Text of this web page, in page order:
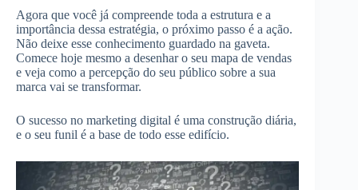
Agora que você já compreende toda a estrutura e a
importância dessa estratégia, o próximo passo é a ação.
Não deixe esse conhecimento guardado na gaveta.
Comece hoje mesmo a desenhar o seu mapa de vendas
e veja como a percepção do seu público sobre a sua
marca vai se transformar.
O sucesso no marketing digital é uma construção diária,
e o seu funil é a base de todo esse edifício.